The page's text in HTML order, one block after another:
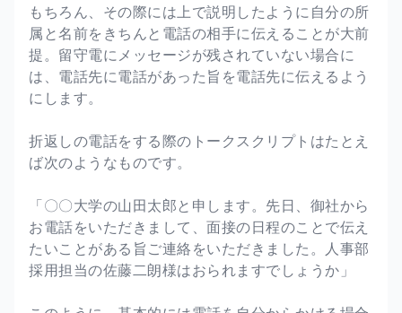
もちろん、その際には上で説明したように自分の所
属と名前をきちんと電話の相手に伝えることが大前
提。留守電にメッセージが残されていない場合に
は、電話先に電話があった旨を電話先に伝えるよう
にします。
折返しの電話をする際のトークスクリプトはたとえ
ば次のようなものです。
「〇〇大学の山田太郎と申します。先日、御社から
お電話をいただきまして、面接の日程のことで伝え
たいことがある旨ご連絡をいただきました。人事部
採用担当の佐藤二朗様はおられますでしょうか」